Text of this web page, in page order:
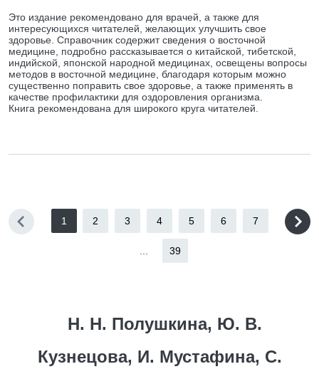
Это издание рекомендовано для врачей, а также для
интересующихся читателей, желающих улучшить свое
здоровье. Справочник содержит сведения о восточной
медицине, подробно рассказывается о китайской, тибетской,
индийской, японской народной медицинах, освещены вопросы
методов в восточной медицине, благодаря которым можно
существенно поправить свое здоровье, а также применять в
качестве профилактики для оздоровления организма.
Книга рекомендована для широкого круга читателей.
1 2 3 4 5 6 7
39
Н. Н. Полушкина, Ю. В.
Кузнецова, И. Мустафина, С.